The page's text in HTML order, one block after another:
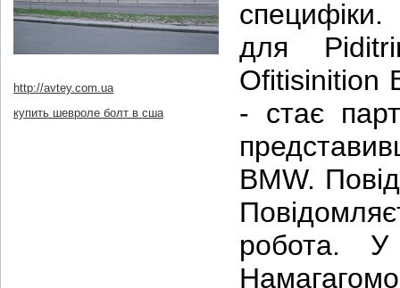
http://avtey.com.ua
купить шевроле болт в сша
для
Ofitisinition
- стає
BMW.
робота.